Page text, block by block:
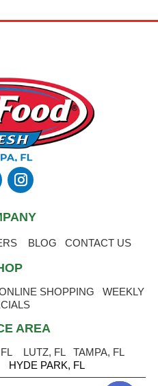
BLOG CONTACT US
SHOPPING
WEEKLY
AREA
LUTZ, FL
TAMPA, FL
HYDE PARK, FL